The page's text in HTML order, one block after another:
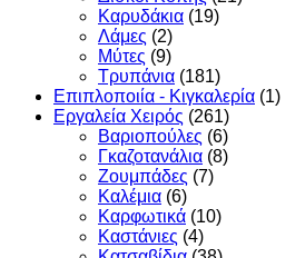
Καρυδάκια (19)
Λάμες (2)
Μύτες (9)
Τρυπάνια (181)
Επιπλοποιία - Κιγκαλερία (1)
Εργαλεία Χειρός (261)
Βαριοπούλες (6)
Γκαζοτανάλια (8)
Ζουμπάδες (7)
Καλέμια (6)
Καρφωτικά (10)
Καστάνιες (4)